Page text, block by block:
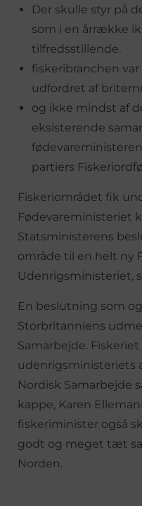
Der skulle styr på
som i en årrække
tilfredsstillende.
fiskeribranchen
udfordret af
og ikke mindst af
eksisterende
partiers
Fiskeriområdet fik
Fødevareministeriet
Statsministerens
område til en helt ny
Udenrigsministeriet,
En beslutning som
Storbritanniens
Samarbejde.
udenrigsministeriets
Nordisk Samarbejde
kappe, Karen
fiskeriminister også
godt og meget tæt
Norden.